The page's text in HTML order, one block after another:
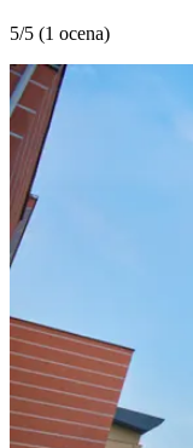
5/5 (1 ocena)